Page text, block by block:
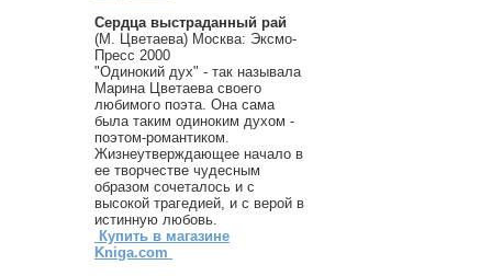
Сердца выстраданный рай
(М. Цветаева) Москва: Эксмо-
Пресс 2000
"Одинокий дух" - так называла
Марина Цветаева своего
любимого поэта. Она сама
была таким одиноким духом -
поэтом-романтиком.
Жизнеутверждающее начало в
ее творчестве чудесным
образом сочеталось и с
высокой трагедией, и с верой в
истинную любовь.
Купить в магазине
Kniga.com